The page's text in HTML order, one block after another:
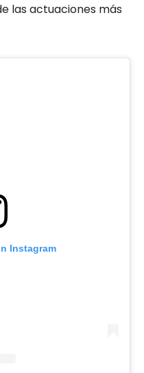
las actuaciones más
Instagram